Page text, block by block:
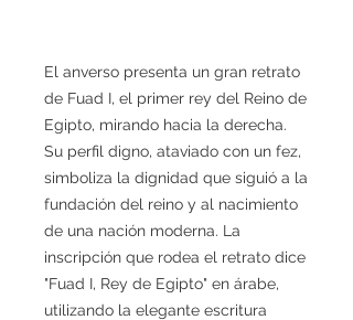
El anverso presenta un gran retrato
de Fuad I, el primer rey del Reino de
Egipto, mirando hacia la derecha.
Su perfil digno, ataviado con un fez,
simboliza la dignidad que siguió a la
fundación del reino y al nacimiento
de una nación moderna. La
inscripción que rodea el retrato dice
"Fuad I, Rey de Egipto" en árabe,
utilizando la elegante escritura